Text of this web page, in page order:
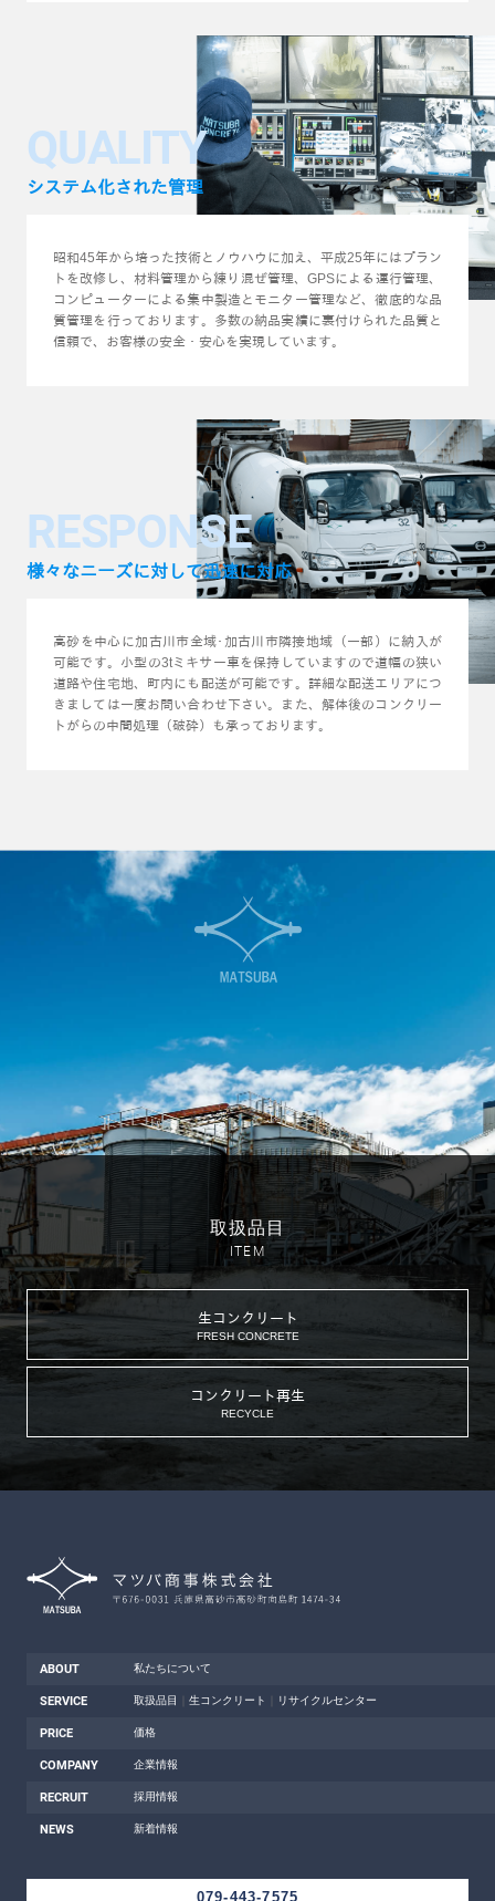
QUALITY
システム化された管理
昭和45年から培った技術とノウハウに加え、平成25年にはプラン
トを改修し、材料管理から練り混ぜ管理、GPSによる運行管理、
コンピューターによる集中製造とモニター管理など、徹底的な品
質管理を行っております。多数の納品実績に裏付けられた品質と
信頼で、お客様の安全・安心を実現しています。
RESPONSE
様々なニーズに対して迅速に対応
高砂を中心に加古川市全域･加古川市隣接地域（一部）に納入が
可能です。小型の3tミキサー車を保持していますので道幅の狭い
道路や住宅地、町内にも配送が可能です。詳細な配送エリアにつ
きましては一度お問い合わせ下さい。また、解体後のコンクリー
トがらの中間処理（破砕）も承っております。
取扱品目
ITEM
生コンクリート
FRESH CONCRETE
コンクリート再生
RECYCLE
ABOUT 私たちについて
SERVICE 取扱品目 生コンクリート リサイクルセンター
PRICE 価格
COMPANY 企業情報
RECRUIT 採用情報
NEWS 新着情報
079-443-7575